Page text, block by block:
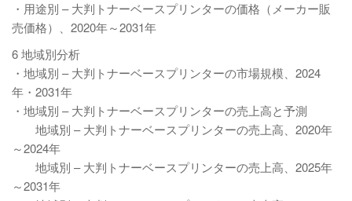
・用途別 – 大判トナーベースプリンターの価格（メーカー販
売価格）、2020年～2031年
6 地域別分析
・地域別 – 大判トナーベースプリンターの市場規模、2024
年・2031年
・地域別 – 大判トナーベースプリンターの売上高と予測
地域別 – 大判トナーベースプリンターの売上高、2020年
～2024年
地域別 – 大判トナーベースプリンターの売上高、2025年
～2031年